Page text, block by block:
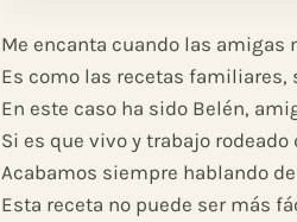
Me encanta cuando las amigas
Es como las recetas familiares,
En este caso ha sido Belén,
Si es que vivo y trabajo
Acabamos siempre hablando
Esta receta no puede ser más